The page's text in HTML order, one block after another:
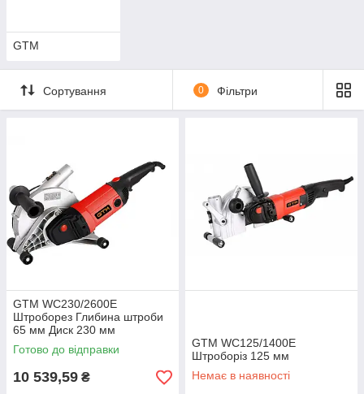
GTM
Сортування 0 Фільтри
GTM WC230/2600E
Штроборез Глибина штроби
65 мм Диск 230 мм
Потужність 2600 Вт
Готово до відправки
10 539,59 ₴
GTM WC125/1400E
Штроборіз 125 мм
Немає в наявності